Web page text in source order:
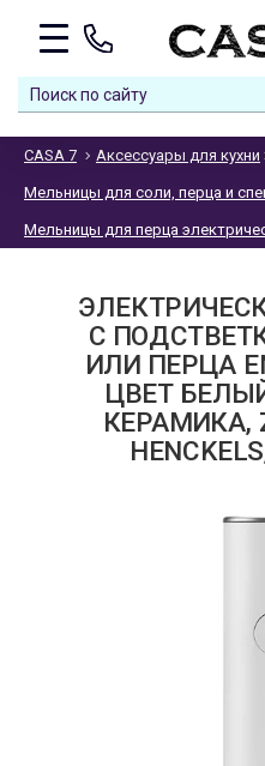
CASA 7 Аксессуары для кухни
Мельницы для соли, перца и
Мельницы для перца
С
ИЛИ ПЕРЦА
ЦВЕТ
КЕРАМИКА,